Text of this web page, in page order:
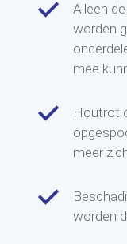
Alleen
worden
mee
Houtrot
meer
worden